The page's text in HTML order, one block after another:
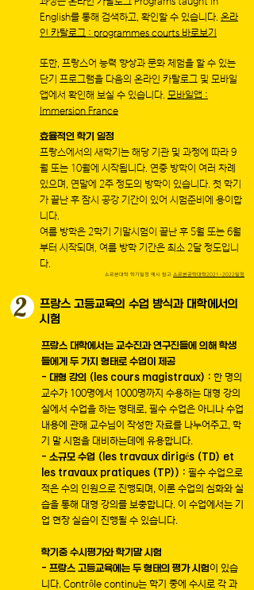
English를 통해 검색하고, 확인할 수 있습니다. 온라
인 카탈로그 : programmes courts 바로보기
또한, 프랑스어 능력 향상과 문화 체험을 할 수 있는
단기 프로그램을 다음의 온라인 카탈로그 및 모바일
앱에서 확인해 보실 수 있습니다. 모바일앱 :
Immersion France
효율적인 학기 일정
프랑스에서의 새학기는 해당 기관 및 과정에 따라 9
월 또는 10월에 시작됩니다. 연중 방학이 여러 차례
있으며, 연말에 2주 정도의 방학이 있습니다. 첫 학기
가 끝난 후 잠시 공강 기간이 있어 시험준비에 용이합
니다.
여름 방학은 2학기 기말시험이 끝난 후 5월 또는 6월
부터 시작되며, 여름 방학 기간은 최소 2달 정도입니
다.
소르본대학 학기일정 예시 참고 소르본공학대학2021-2022일정
2
프랑스 고등교육의 수업 방식과 대학에서의
시험
프랑스 대학에서는 교수진과 연구진들에 의해 학생
들에게 두 가지 형태로 수업이 제공
- 대형 강의 (les cours magistraux) : 한 명의
교수가 100명에서 1000명까지 수용하는 대형 강의
실에서 수업을 하는 형태로, 필수 수업은 아니나 수업
내용에 관해 교수님이 작성한 자료를 나누어주고, 학
기 말 시험을 대비하는데에 유용합니다.
- 소규모 수업 (les travaux dirigés (TD) et
les travaux pratiques (TP)) : 필수 수업으로
적은 수의 인원으로 진행되며, 이론 수업의 심화와 실
습을 통해 대형 강의를 보충합니다. 이 수업에서는 기
업 현장 실습이 진행될 수 있습니다.
학기중 수시평가와 학기말 시험
- 프랑스 고등교육에는 두 형태의 평가 시험이 있습
니다. Contrôle continu는 학기 중에 수시로 각 과